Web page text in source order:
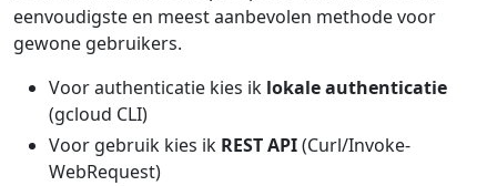
eenvoudigste en meest aanbevolen methode voor
gewone gebruikers.
Voor authenticatie kies ik lokale authenticatie
(gcloud CLI)
Voor gebruik kies ik REST API(Curl/Invoke-
WebRequest)